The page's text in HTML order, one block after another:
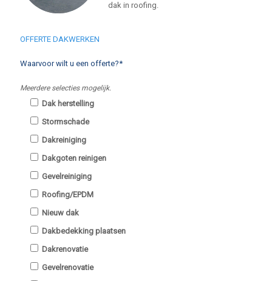
dak in roofing.
OFFERTE DAKWERKEN
Waarvoor wilt u een offerte?*
Meerdere selecties mogelijk.
Dak herstelling
Stormschade
Dakreiniging
Dakgoten reinigen
Gevelreiniging
Roofing/EPDM
Nieuw dak
Dakbedekking plaatsen
Dakrenovatie
Gevelrenovatie